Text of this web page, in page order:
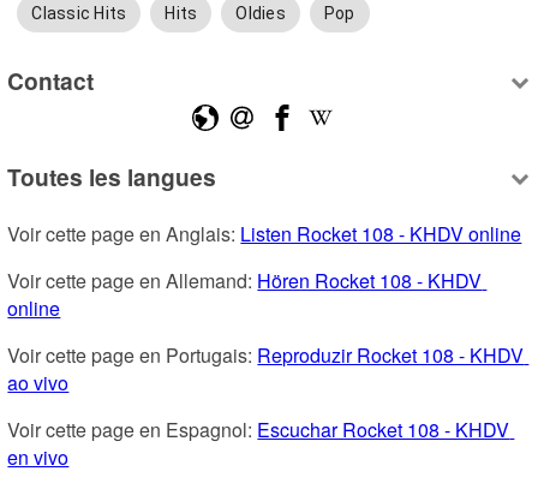
Classic Hits Hits Oldies Pop
Contact
Toutes les langues
Voir cette page en Anglais: Listen Rocket 108 - KHDV online
Voir cette page en Allemand: Hören Rocket 108 - KHDV
online
Voir cette page en Portugais: Reproduzir Rocket 108 - KHDV
ao vivo
Voir cette page en Espagnol: Escuchar Rocket 108 - KHDV
en vivo